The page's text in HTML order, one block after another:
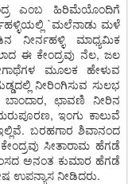
ಎಂಬ ಹಿರಿಮೆಯೊಂದಿಗೆ
`ಮಲೆನಾಡು ಮಳೆ
ನೀರ್ನಹಳ್ಳಿ ಮಾಧ್ಯಮಿಕ
ಈ ಕೇಂದ್ರವು ನೆಲ, ಜಲ
ಮೂಲಕ ಹೇಳುವ
ನೀರಿಂಗಿಸುವ ಸುಲಭ
ಛಾವಣಿ ನೀರಿನ
ಇಂಗು ಕಾಲುವೆ
ಬರಹಗಾರ ಶಿವಾನಂದ
ಸೀತಾರಾಮ ಹೆಗಡೆ
ಅನಂತ ಕುಮಾರ ಹೆಗಡೆ
ಉಪನ್ಯಾಸ ನೀಡಿದರು.